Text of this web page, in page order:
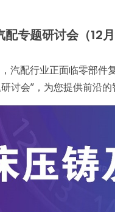
专题研讨会（12月
汽配行业正面临零部
讨会”，为您提供前沿的